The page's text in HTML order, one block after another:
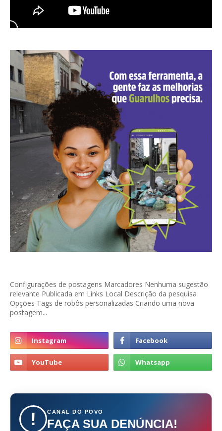
Configurações de postagens Marcadores Nenhuma sugestão
relevante Publicada em Links Local Descrição da pesquisa
Opções Tags de robôs personalizadas Criando uma nova
postagem...
! CANAL DO POVO
FAÇA SUA DENÚNCIA!